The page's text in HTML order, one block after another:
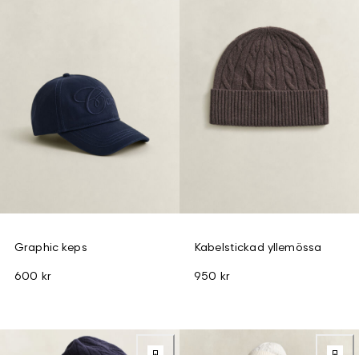
Graphic keps
600 kr
Kabelstickad yllemössa
950 kr